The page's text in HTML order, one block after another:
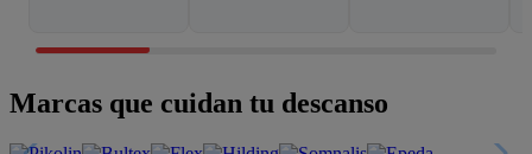
Marcas que cuidan tu descanso